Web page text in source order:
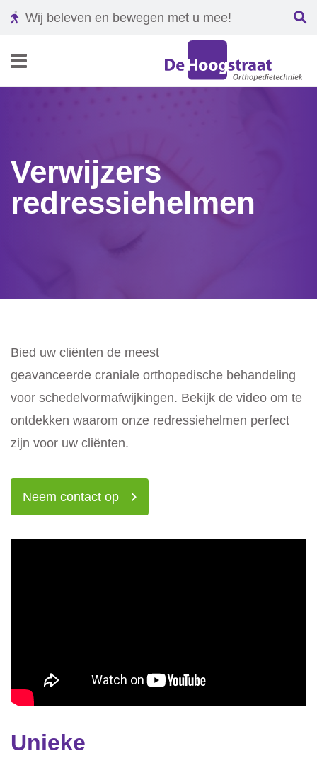
Verwijzers
redressiehelmen
Bied uw cliënten de meest
geavanceerde craniale orthopedische behandeling
voor schedelvormafwijkingen. Bekijk de video om te
ontdekken waarom onze redressiehelmen perfect
zijn voor uw cliënten.
Neem contact op
Unieke
Wij beleven en bewegen met u mee!
Navigatie